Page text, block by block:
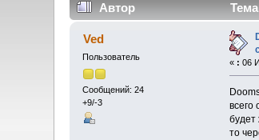
Автор
Ved
Пользователь
Сообщений: 24
+9/-3
« : 06
всего
будет
то